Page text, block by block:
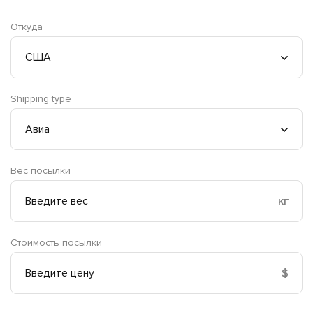
Откуда
Shipping type
Вес посылки
кг
Стоимость посылки
$